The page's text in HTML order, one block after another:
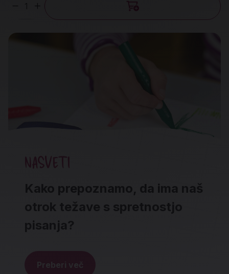
Količina
NASVETI
Kako prepoznamo, da ima naš
otrok težave s spretnostjo
pisanja?
Preberi več